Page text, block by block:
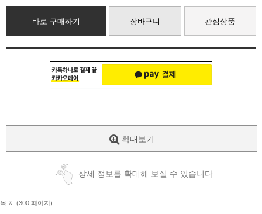
바로 구매하기 장바구니 관심상품
확대보기
상세 정보를 확대해 보실 수 있습니다
목 차 (300 페이지)